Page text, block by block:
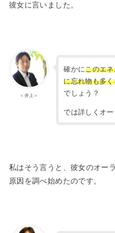
彼女に言いました。
＜井上＞
確かにこのエ
に忘れ物も多
でしょう？
では詳しくオー
私はそう言うと、彼女のオー
原因を調べ始めたのです。